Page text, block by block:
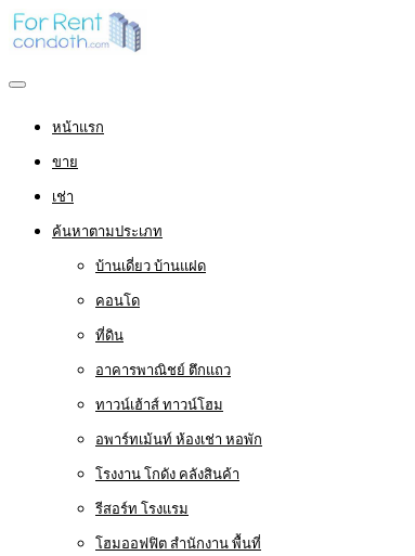
หน้าแรก
ขาย
เช่า
ค้นหาตามประเภท
บ้านเดี่ยว บ้านแฝด
คอนโด
ที่ดิน
อาคารพาณิชย์ ตึกแถว
ทาวน์เฮ้าส์ ทาวน์โฮม
อพาร์ทเม้นท์ ห้องเช่า หอพัก
โรงงาน โกดัง คลังสินค้า
รีสอร์ท โรงแรม
โฮมออฟฟิต สำนักงาน พื้นที่